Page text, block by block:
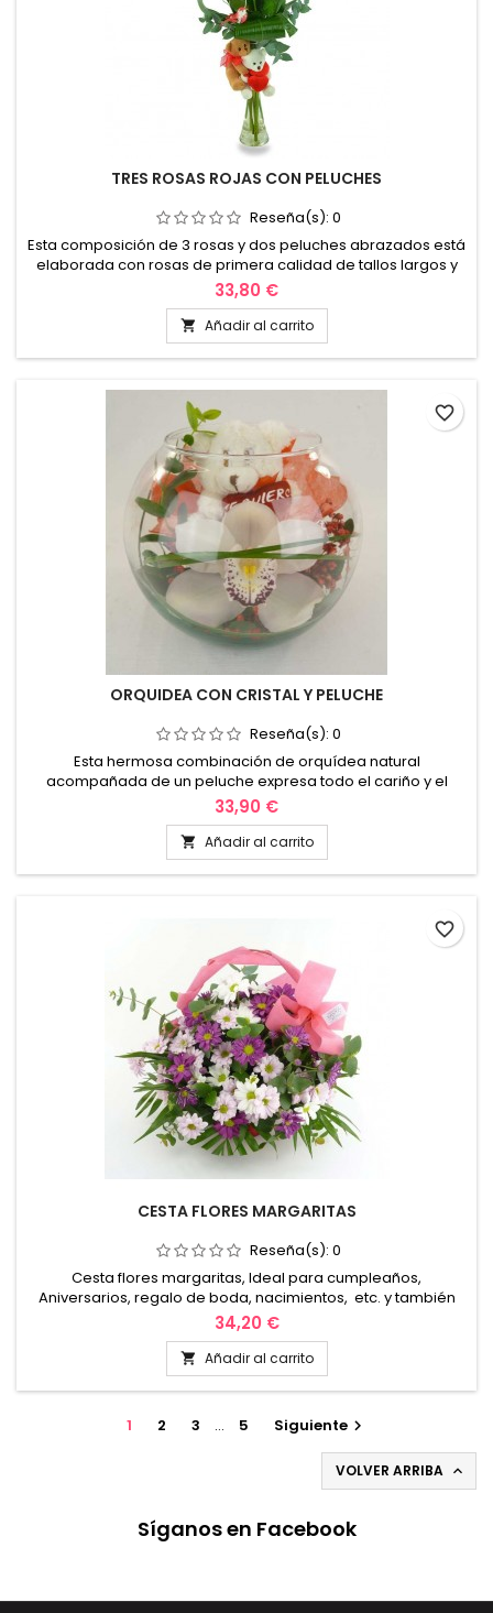
TRES ROSAS ROJAS CON PELUCHES
Reseña(s): 0
Esta composición de 3 rosas y dos peluches abrazados está
elaborada con rosas de primera calidad de tallos largos y
con su cristal violetero ideal para regalar en ocasiones
como aniversarios, enamorados, san Valentín y demás
momentos especiales, y lo mejor es su relación calidad
precio no olvide que son rosas de exportación de la mejor
calidad. ¡Pídelo ya!
33,80 €
 Añadir al carrito
ORQUIDEA CON CRISTAL Y PELUCHE
Reseña(s): 0
Esta hermosa combinación de orquídea natural
acompañada de un peluche expresa todo el cariño y el
amor por esa persona tan especial. También la podemos
regalar para celebrar cumpleaños, aniversarios, etc. No lo
pienses más una orquídea es un regalo muy fino y quedaras
muy bien. Reparto en valencia y alrededores.
33,90 €
 Añadir al carrito
favorite_border
CESTA FLORES MARGARITAS
Reseña(s): 0
Cesta flores margaritas, Ideal para cumpleaños,
Aniversarios, regalo de boda, nacimientos, etc. y también
puede personalizarlo con nuestros complementos
“peluches”. Envio en valencia y alrededores.
34,20 €
 Añadir al carrito
favorite_border
1 2 3 … 5 Siguiente
VOLVER ARRIBA 
Síganos en Facebook